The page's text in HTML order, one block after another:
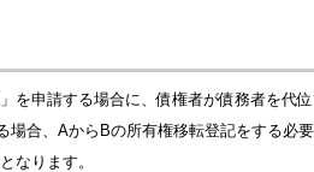
」を申請する場合に、債権者が債務者を
場合、AからBの所有権移転登記をする必
なります。